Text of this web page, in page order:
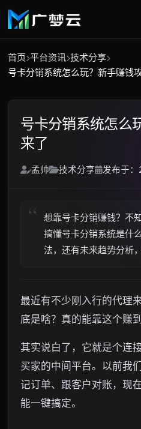
首页 平台资讯 技术分享
号卡分销系统怎么玩？新手赚钱
号卡分销系统怎么
来了
孟帅 技术分享 发布于
想靠号卡分销赚钱？不
搞懂号卡分销系统是什
法，还有未来趋势分析
最近有不少刚入行的代理
底是啥？真的能靠这个赚
其实说白了，它就是个连
买家的中间平台。以前我
记订单、跟客户对账，现
能一键搞定。